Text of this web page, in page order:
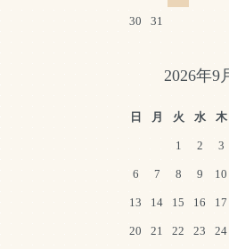
30 31
2026年9
日 月 火 水 木
1 2 3
6 7 8 9 10
13 14 15 16 17
20 21 22 23 24